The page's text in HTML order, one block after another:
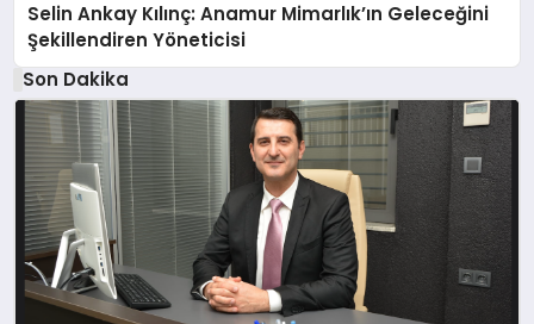
Selin Ankay Kılınç: Anamur Mimarlık’ın Geleceğini
Şekillendiren Yöneticisi
Son Dakika